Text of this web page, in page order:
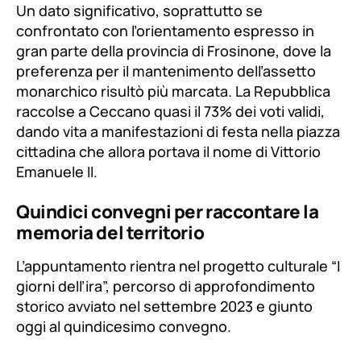
Un dato significativo, soprattutto se
confrontato con l’orientamento espresso in
gran parte della provincia di Frosinone, dove la
preferenza per il mantenimento dell’assetto
monarchico risultò più marcata. La Repubblica
raccolse a Ceccano quasi il 73% dei voti validi,
dando vita a manifestazioni di festa nella piazza
cittadina che allora portava il nome di Vittorio
Emanuele II.
Quindici convegni per raccontare la
memoria del territorio
L’appuntamento rientra nel progetto culturale “I
giorni dell’ira”, percorso di approfondimento
storico avviato nel settembre 2023 e giunto
oggi al quindicesimo convegno.